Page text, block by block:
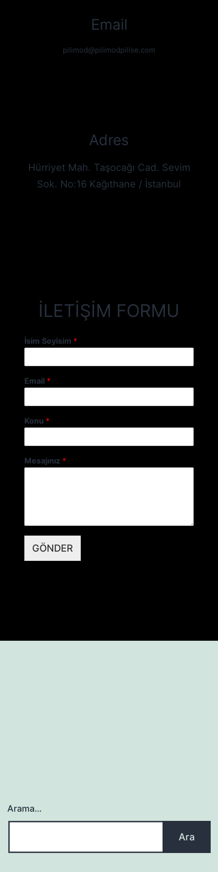
Email
pilimod@pilimodpilise.com
Adres
Hürriyet Mah. Taşocağı Cad. Sevim
Sok. No:16 Kağıthane / İstanbul
İLETİŞİM FORMU
İsim Soyisim *
Email *
Konu *
Mesajınız *
GÖNDER
Arama…